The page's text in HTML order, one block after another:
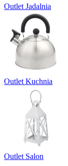
Outlet Jadalnia
Outlet Kuchnia
Outlet Salon